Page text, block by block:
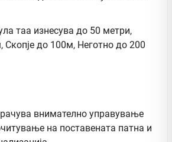
таа изнесува до 50 метри,
Скопје до 100м, Неготно до 200
внимателно управување
на поставената патна и